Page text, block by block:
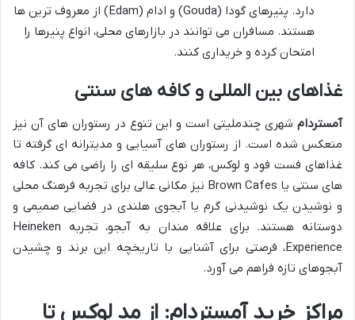
دارد. پنیرهای گودا (Gouda) و ادام (Edam) از معروف ترین ها
هستند. مسافران می توانند در بازارهای محلی، انواع پنیرها را
امتحان کرده و خریداری کنند.
غذاهای بین المللی و کافه های سنتی
آمستردام شهری چندملیتی است و این تنوع در رستوران های آن نیز
منعکس شده است. از رستوران های آسیایی و مدیترانه ای گرفته تا
غذاهای فست فود و لوکس، هر نوع سلیقه ای را راضی می کند. کافه
های سنتی یا Brown Cafes نیز مکانی عالی برای تجربه فرهنگ محلی
و نوشیدن یک نوشیدنی گرم یا آبجوی هلندی در فضایی صمیمی و
دوستانه هستند. برای علاقه مندان به آبجو، تجربه Heineken
Experience، فرصتی برای آشنایی با تاریخچه این برند و چشیدن
آبجوهای تازه فراهم می آورد.
مراکز خرید آمستردام: از مد لوکس تا